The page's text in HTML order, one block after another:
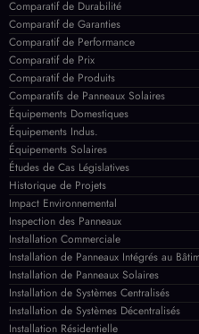
Comparatif de Garanties
Comparatif de Performance
Comparatif de Prix
Comparatif de Produits
Comparatifs de Panneaux Solaires
Équipements Domestiques
Équipements Indus.
Équipements Solaires
Études de Cas Législatives
Historique de Projets
Impact Environnemental
Inspection des Panneaux
Installation Commerciale
Installation de Panneaux Intégrés au
Installation de Panneaux Solaires
Installation de Systèmes Centralisés
Installation de Systèmes Décentralisés
Installation Résidentielle